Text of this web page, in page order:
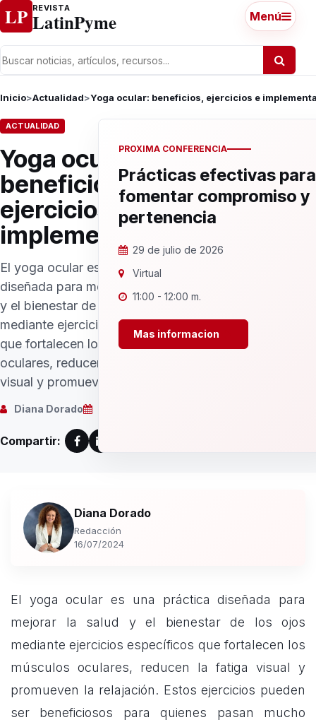
Ir al contenido
LP REVISTA
LatinPyme Menú
Inicio>Actualidad>Yoga ocular: beneficios, ejercicios e
ACTUALIDAD
Yoga ocular:
beneficios,
ejercicios e
implementación
El yoga ocular es una práctica
diseñada para mejorar la salud
y el bienestar de los ojos
mediante ejercicios específicos
que fortalecen los músculos
oculares, reducen la fatiga
visual y promueven la r...
Diana Dorado
Compartir:
PROXIMA CONFERENCIA
Prácticas efectivas para
fomentar compromiso y
pertenencia
29 de julio de 2026
Virtual
11:00 - 12:00 m.
Mas informacion
Diana Dorado
Redacción
16/07/2024
El yoga ocular es una práctica diseñada para
mejorar la salud y el bienestar de los ojos
mediante ejercicios específicos que fortalecen los
músculos oculares, reducen la fatiga visual y
promueven la relajación. Estos ejercicios pueden
ser beneficiosos para quienes pasan mucho